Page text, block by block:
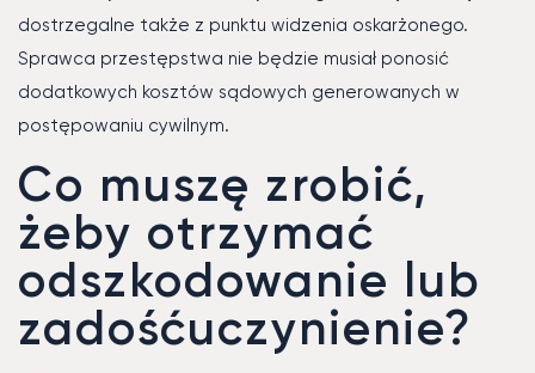
dostrzegalne także z punktu widzenia oskarżonego.
Sprawca przestępstwa nie będzie musiał ponosić
dodatkowych kosztów sądowych generowanych w
postępowaniu cywilnym.
Co muszę zrobić,
żeby otrzymać
odszkodowanie lub
zadośćuczynienie?